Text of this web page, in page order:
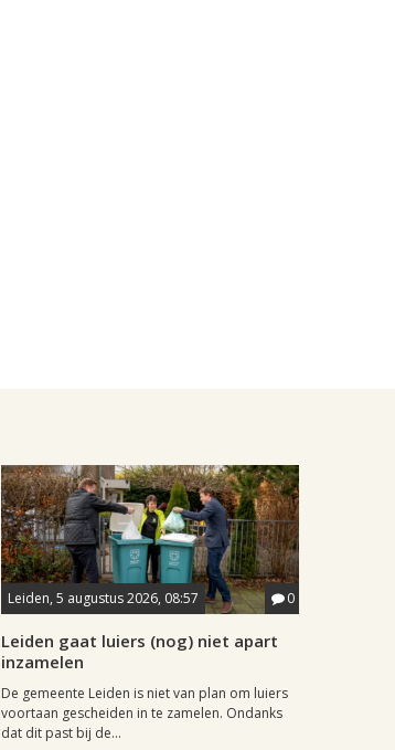
Leiden, 5 augustus 2026, 08:57 0
Leiden gaat luiers (nog) niet apart
inzamelen
De gemeente Leiden is niet van plan om luiers
voortaan gescheiden in te zamelen. Ondanks
dat dit past bij de...